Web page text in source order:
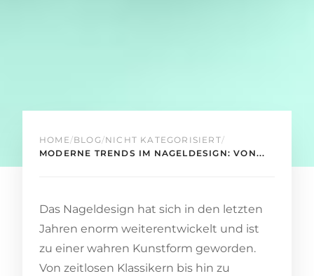
HOME /BLOG /NICHT KATEGORISIERT/
MODERNE TRENDS IM NAGELDESIGN: VON...
Das Nageldesign hat sich in den letzten
Jahren enorm weiterentwickelt und ist
zu einer wahren Kunstform geworden.
Von zeitlosen Klassikern bis hin zu